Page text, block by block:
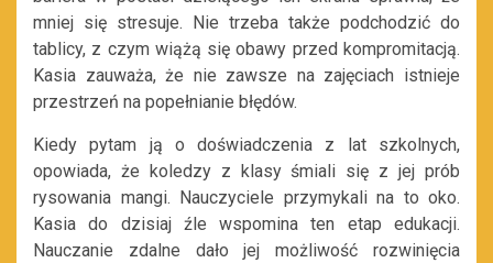
mniej się stresuje. Nie trzeba także podchodzić do
tablicy, z czym wiążą się obawy przed kompromitacją.
Kasia zauważa, że nie zawsze na zajęciach istnieje
przestrzeń na popełnianie błędów.
Kiedy pytam ją o doświadczenia z lat szkolnych,
opowiada, że koledzy z klasy śmiali się z jej prób
rysowania mangi. Nauczyciele przymykali na to oko.
Kasia do dzisiaj źle wspomina ten etap edukacji.
Nauczanie zdalne dało jej możliwość rozwinięcia